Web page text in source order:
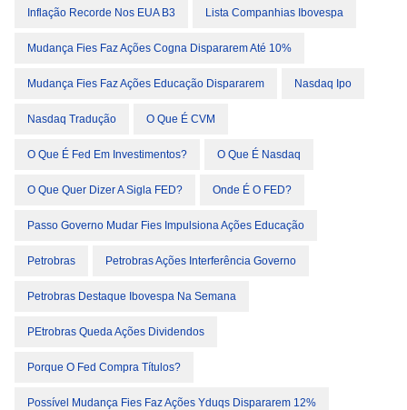
Inflação Recorde Nos EUA B3 Lista Companhias Ibovespa
Mudança Fies Faz Ações Cogna Dispararem Até 10%
Mudança Fies Faz Ações Educação Dispararem Nasdaq Ipo
Nasdaq Tradução O Que É CVM
O Que É Fed Em Investimentos? O Que É Nasdaq
O Que Quer Dizer A Sigla FED? Onde É O FED?
Passo Governo Mudar Fies Impulsiona Ações Educação
Petrobras Petrobras Ações Interferência Governo
Petrobras Destaque Ibovespa Na Semana
PEtrobras Queda Ações Dividendos
Porque O Fed Compra Títulos?
Possível Mudança Fies Faz Ações Yduqs Dispararem 12%